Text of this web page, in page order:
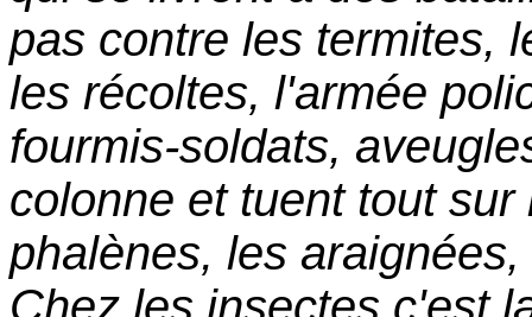
pas contre les termites,
les récoltes, l'armée
fourmis-soldats,
colonne et tuent tout
phalènes, les
Chez les insectes c'est